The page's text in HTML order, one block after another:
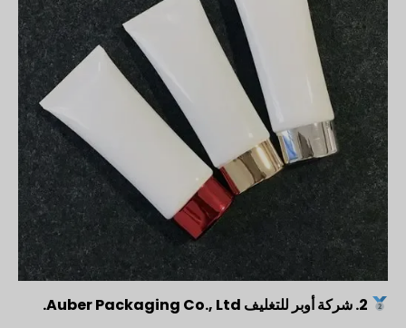
2. شركة أوبر للتغليف Auber Packaging Co., Ltd.